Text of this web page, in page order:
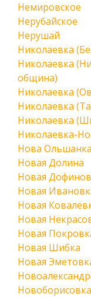
Немировское
Нерубайское
Нерушай
Николаевка
Николаевка
община)
Николаевка
Николаевка
Николаевка
Николаевка-
Нова Ольшанка
Новая Долина
Новая
Новая
Новая
Новая
Новая
Новая Шибка
Новая
Новоборисовка